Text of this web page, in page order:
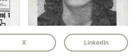
X LinkedIn